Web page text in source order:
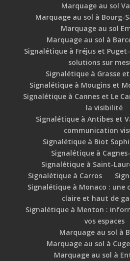
Marquage au sol
Marquage au sol à Bourg-
Marquage au sol
Marquage au sol à
Signalétique à Fréjus et
solutions sur
Signalétique à Grasse
Signalétique à Mougins et
Signalétique à Cannes et Le
la visibilité
Signalétique à Antibes et
communication
Signalétique à Biot
Signalétique à
Signalétique à Saint-
Signalétique à Carros
Signalétique à Monaco : une
claire et haut de
Signalétique à Menton :
vos espaces
Marquage au sol à
Marquage au sol à
Marquage au sol à